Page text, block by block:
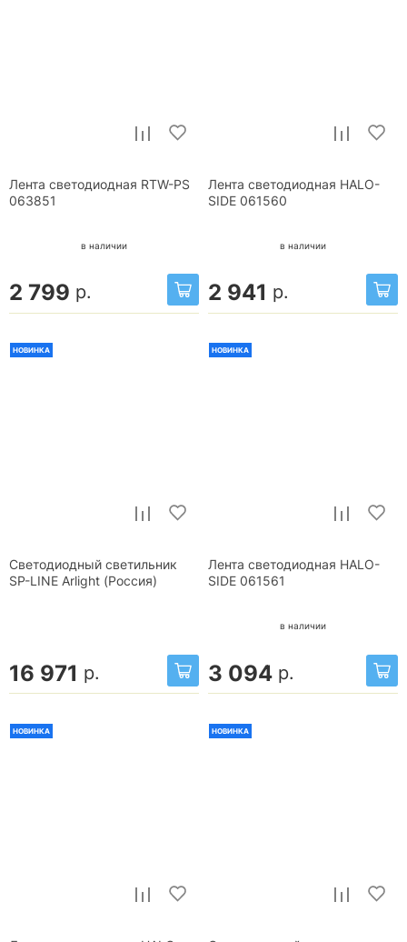
Лента светодиодная RTW-PS
063851
в наличии
2 799 р.
Лента светодиодная HALO-
SIDE 061560
в наличии
2 941 р.
НОВИНКА
Светодиодный светильник
SP-LINE Arlight (Россия)
16 971 р.
НОВИНКА
Лента светодиодная HALO-
SIDE 061561
в наличии
3 094 р.
НОВИНКА НОВИНКА